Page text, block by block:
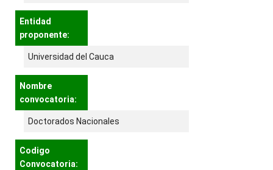
Entidad
proponente:
Universidad del Cauca
Nombre
convocatoria:
Doctorados Nacionales
Codigo
Convocatoria: